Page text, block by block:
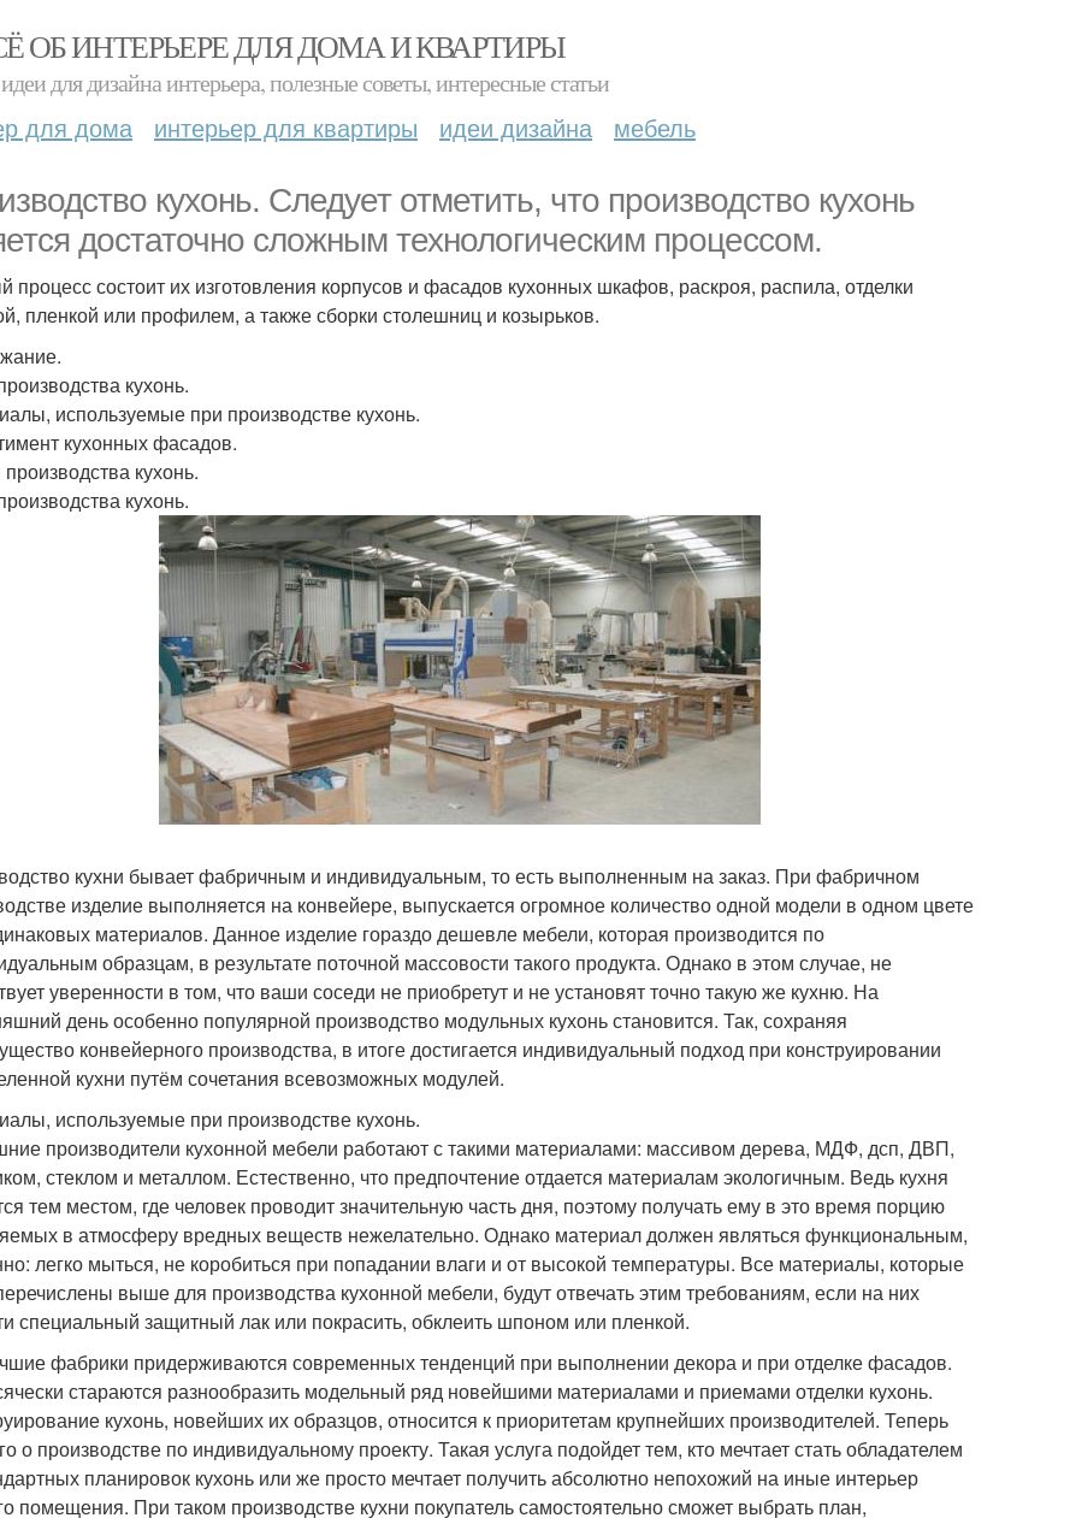
ОБ ИНТЕРЬЕРЕ ДЛЯ ДОМА И КВАРТИРЫ
для дизайна интерьера, полезные советы, интересные статьи
для дома интерьер для квартиры идеи дизайна мебель
кухонь. Следует отметить, что производство кухонь
достаточно сложным технологическим процессом.
процесс состоит их изготовления корпусов и фасадов кухонных шкафов, раскроя, распила, отделки
пленкой или профилем, а также сборки столешниц и козырьков.
кухонь.
используемые при производстве кухонь.
кухонных фасадов.
кухонь.
кухонь.
кухни бывает фабричным и индивидуальным, то есть выполненным на заказ. При фабричном
изделие выполняется на конвейере, выпускается огромное количество одной модели в одном цвете
материалов. Данное изделие гораздо дешевле мебели, которая производится по
образцам, в результате поточной массовости такого продукта. Однако в этом случае, не
уверенности в том, что ваши соседи не приобретут и не установят точно такую же кухню. На
день особенно популярной производство модульных кухонь становится. Так, сохраняя
конвейерного производства, в итоге достигается индивидуальный подход при конструировании
кухни путём сочетания всевозможных модулей.
используемые при производстве кухонь.
производители кухонной мебели работают с такими материалами: массивом дерева, МДФ, дсп, ДВП,
стеклом и металлом. Естественно, что предпочтение отдается материалам экологичным. Ведь кухня
тем местом, где человек проводит значительную часть дня, поэтому получать ему в это время порцию
в атмосферу вредных веществ нежелательно. Однако материал должен являться функциональным,
легко мыться, не коробиться при попадании влаги и от высокой температуры. Все материалы, которые
выше для производства кухонной мебели, будут отвечать этим требованиям, если на них
специальный защитный лак или покрасить, обклеить шпоном или пленкой.
фабрики придерживаются современных тенденций при выполнении декора и при отделке фасадов.
стараются разнообразить модельный ряд новейшими материалами и приемами отделки кухонь.
кухонь, новейших их образцов, относится к приоритетам крупнейших производителей. Теперь
о производстве по индивидуальному проекту. Такая услуга подойдет тем, кто мечтает стать обладателем
планировок кухонь или же просто мечтает получить абсолютно непохожий на иные интерьер
помещения. При таком производстве кухни покупатель самостоятельно сможет выбрать план,